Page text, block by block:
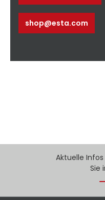
shop@esta.com
Aktuelle
Sie